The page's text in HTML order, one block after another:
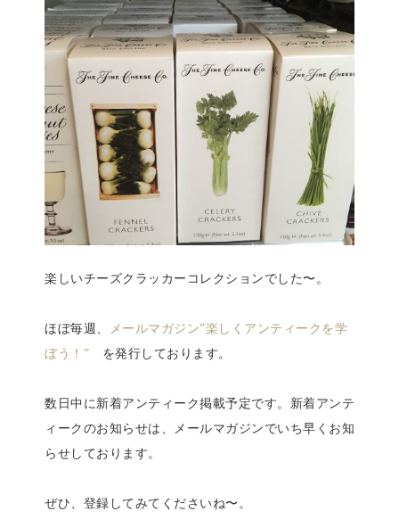
楽しいチーズクラッカーコレクションでした〜。
ほぼ毎週、
メールマガジン”楽しくアンティークを学
ぼう！” を発行しております。
数日中に新着アンティーク掲載予定です。新着アンテ
ィークのお知らせは、メールマガジンでいち早くお知
らせしております。
ぜひ、登録してみてくださいね〜。